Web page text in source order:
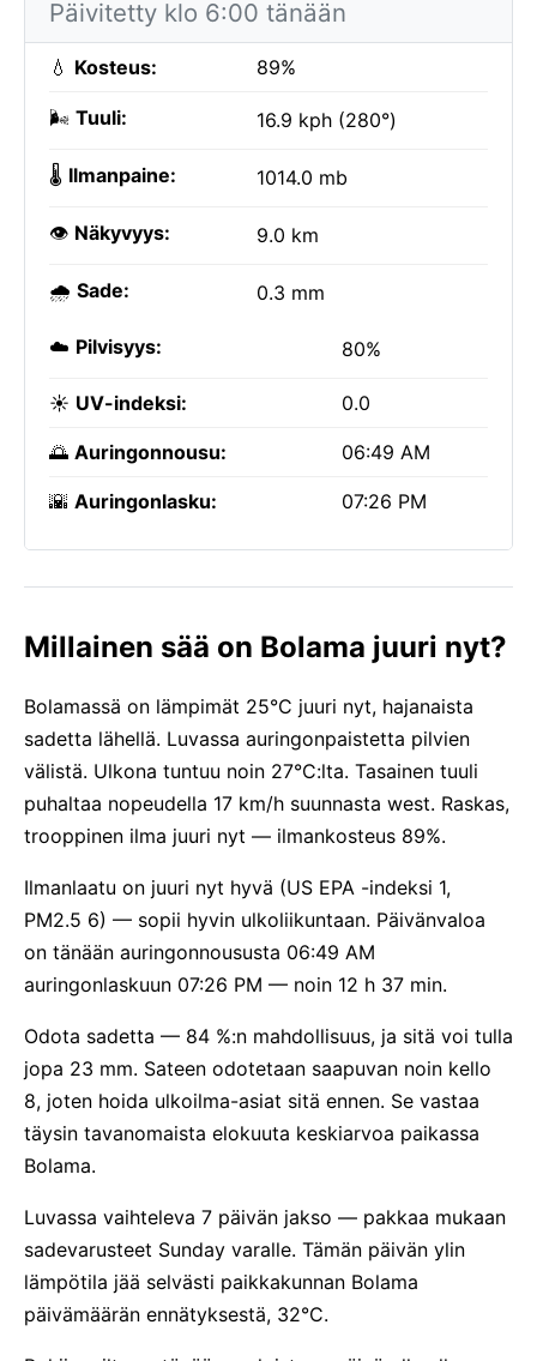
Päivitetty klo 6:00 tänään
💧 Kosteus: 89%
🌬️ Tuuli: 16.9 kph (280°)
🌡️ Ilmanpaine: 1014.0 mb
👁️ Näkyvyys: 9.0 km
🌧️ Sade: 0.3 mm
☁️ Pilvisyys: 80%
☀️ UV-indeksi: 0.0
🌅 Auringonnousu: 06:49 AM
🌇 Auringonlasku: 07:26 PM
Millainen sää on Bolama juuri nyt?
Bolamassä on lämpimät 25°C juuri nyt, hajanaista
sadetta lähellä. Luvassa auringonpaistetta pilvien
välistä. Ulkona tuntuu noin 27°C:lta. Tasainen tuuli
puhaltaa nopeudella 17 km/h suunnasta west. Raskas,
trooppinen ilma juuri nyt — ilmankosteus 89%.
Ilmanlaatu on juuri nyt hyvä (US EPA -indeksi 1,
PM2.5 6) — sopii hyvin ulkoliikuntaan. Päivänvaloa
on tänään auringonnoususta 06:49 AM
auringonlaskuun 07:26 PM — noin 12 h 37 min.
Odota sadetta — 84 %:n mahdollisuus, ja sitä voi tulla
jopa 23 mm. Sateen odotetaan saapuvan noin kello
8, joten hoida ulkoilma-asiat sitä ennen. Se vastaa
täysin tavanomaista elokuuta keskiarvoa paikassa
Bolama.
Luvassa vaihteleva 7 päivän jakso — pakkaa mukaan
sadevarusteet Sunday varalle. Tämän päivän ylin
lämpötila jää selvästi paikkakunnan Bolama
päivämäärän ennätyksestä, 32°C.